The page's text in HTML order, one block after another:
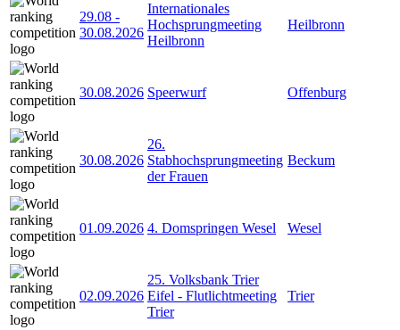
29.08 -
30.08.2026
Internationales
Hochsprungmeeting
Heilbronn
Heilbronn
30.08.2026 Speerwurf Offenburg
30.08.2026
26.
Stabhochsprungmeeting
der Frauen
Beckum
01.09.2026 4. Domspringen Wesel Wesel
02.09.2026
25. Volksbank Trier
Eifel - Flutlichtmeeting
Trier
Trier